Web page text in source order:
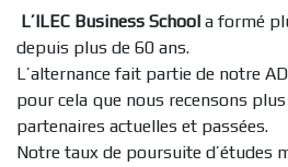
L’ILEC Business School a formé
depuis plus de 60 ans.
L’alternance fait partie de notre
pour cela que nous recensons
partenaires actuelles et passées.
Notre taux de poursuite d’études